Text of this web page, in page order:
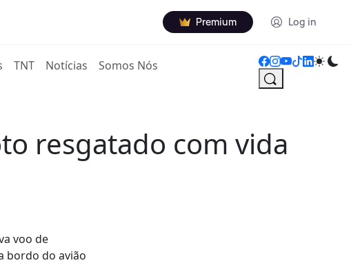
Premium Log in
TNT Notícias Somos Nós
resgatado com vida
voo de
bordo do avião